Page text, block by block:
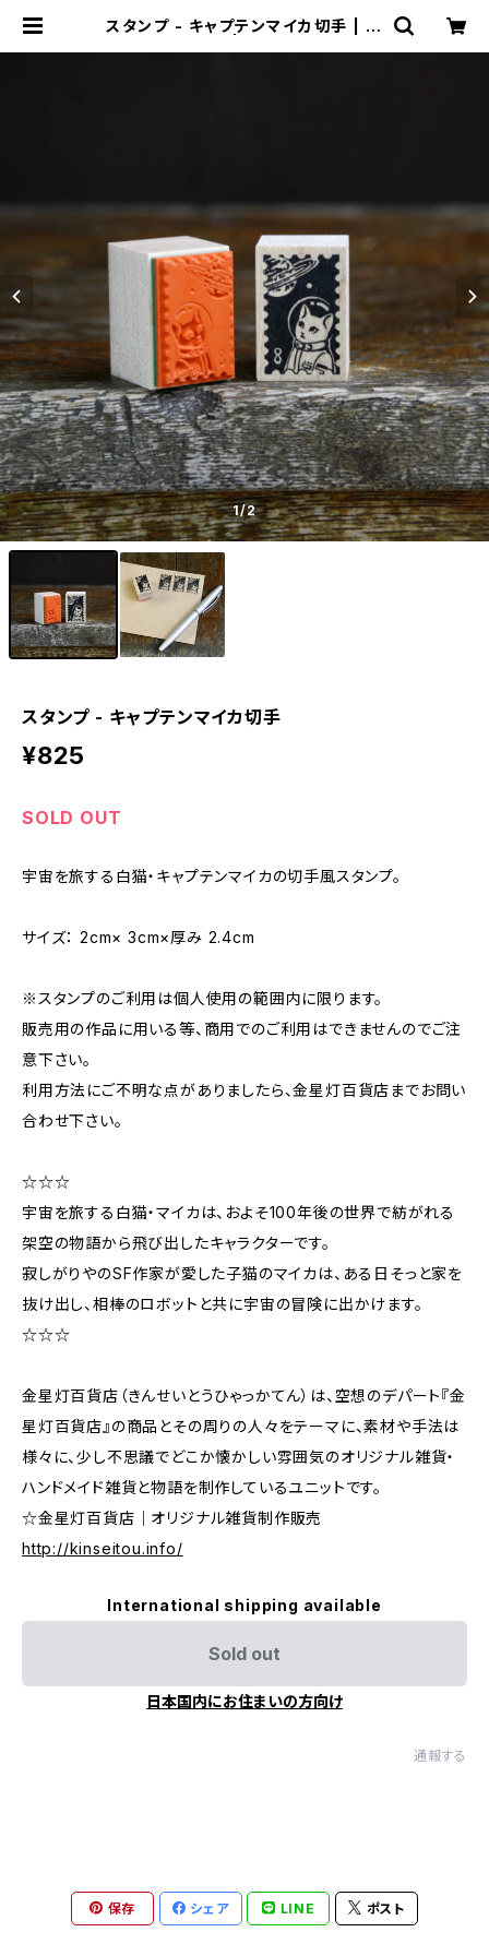
スタンプ - キャプテンマイカ切手 | 金
1/2
スタンプ - キャプテンマイカ切手
¥825
SOLD OUT
宇宙を旅する白猫・キャプテンマイカの切手風スタンプ。
サイズ： 2cm× 3cm×厚み 2.4cm
※スタンプのご利用は個人使用の範囲内に限ります。
販売用の作品に用いる等、商用でのご利用はできませんのでご注
意下さい。
利用方法にご不明な点がありましたら、金星灯百貨店までお問い
合わせ下さい。
☆☆☆
宇宙を旅する白猫・マイカは、およそ100年後の世界で紡がれる
架空の物語から飛び出したキャラクターです。
寂しがりやのSF作家が愛した子猫のマイカは、ある日そっと家を
抜け出し、相棒のロボットと共に宇宙の冒険に出かけます。
☆☆☆
金星灯百貨店（きんせいとうひゃっかてん）は、空想のデパート『金
星灯百貨店』の商品とその周りの人々をテーマに、素材や手法は
様々に、少し不思議でどこか懐かしい雰囲気のオリジナル雑貨・
ハンドメイド雑貨と物語を制作しているユニットです。
☆金星灯百貨店｜オリジナル雑貨制作販売
http://kinseitou.info/
International shipping available
Sold out
日本国内にお住まいの方向け
通報する
保存 シェア LINE ポスト